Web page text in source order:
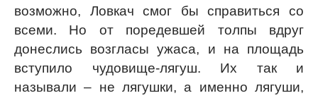
возможно, Ловкач смог бы справиться со
всеми. Но от поредевшей толпы вдруг
донеслись возгласы ужаса, и на площадь
вступило чудовище-лягуш. Их так и
называли – не лягушки, а именно лягуши,